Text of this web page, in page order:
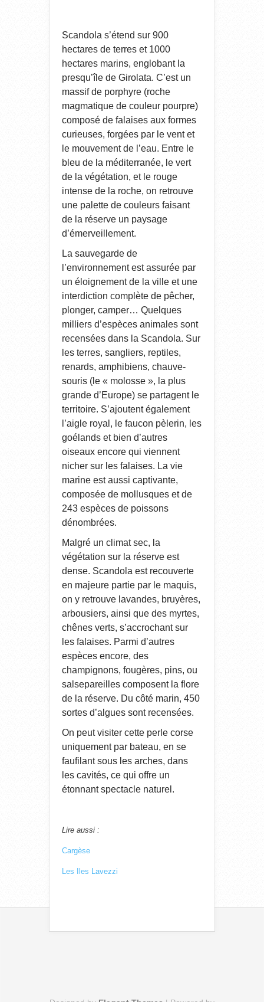
Scandola s’étend sur 900
hectares de terres et 1000
hectares marins, englobant la
presqu’île de Girolata. C’est un
massif de porphyre (roche
magmatique de couleur pourpre)
composé de falaises aux formes
curieuses, forgées par le vent et
le mouvement de l’eau. Entre le
bleu de la méditerranée, le vert
de la végétation, et le rouge
intense de la roche, on retrouve
une palette de couleurs faisant
de la réserve un paysage
d’émerveillement.
La sauvegarde de
l’environnement est assurée par
un éloignement de la ville et une
interdiction complète de pêcher,
plonger, camper… Quelques
milliers d’espèces animales sont
recensées dans la Scandola. Sur
les terres, sangliers, reptiles,
renards, amphibiens, chauve-
souris (le « molosse », la plus
grande d’Europe) se partagent le
territoire. S’ajoutent également
l’aigle royal, le faucon pèlerin, les
goélands et bien d’autres
oiseaux encore qui viennent
nicher sur les falaises. La vie
marine est aussi captivante,
composée de mollusques et de
243 espèces de poissons
dénombrées.
Malgré un climat sec, la
végétation sur la réserve est
dense. Scandola est recouverte
en majeure partie par le maquis,
on y retrouve lavandes, bruyères,
arbousiers, ainsi que des myrtes,
chênes verts, s’accrochant sur
les falaises. Parmi d’autres
espèces encore, des
champignons, fougères, pins, ou
salsepareilles composent la flore
de la réserve. Du côté marin, 450
sortes d’algues sont recensées.
On peut visiter cette perle corse
uniquement par bateau, en se
faufilant sous les arches, dans
les cavités, ce qui offre un
étonnant spectacle naturel.
Lire aussi :
Cargèse
Les Iles Lavezzi